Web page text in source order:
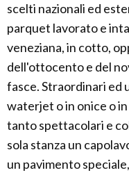
scelti nazionali ed
parquet lavorato e
veneziana, in cotto,
dell'ottocento e del
fasce. Straordinari ed
waterjet o in onice o
tanto spettacolari e
sola stanza un
un pavimento